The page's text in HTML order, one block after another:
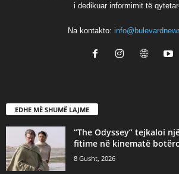
i dedikuar informimit të
Na kontakto:
EDHE MË SHUMË LAJME
“The Odyssey” tejkaloi
fitime në kinematë
8 Gusht, 2026